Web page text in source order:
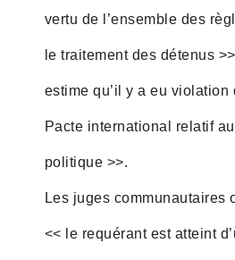
vertu de l’ensemble des
le traitement des détenus
estime qu’il y a eu violation
Pacte international relatif
politique >>.
Les juges communautaires
<< le requérant est atteint